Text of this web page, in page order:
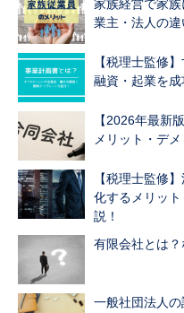
家族経営で家
業主・法人の
【税理士監修
融資・起業を
【2026年最新
メリット・デ
【税理士監修
化するメリッ
説！
有限会社とは
一般社団法人